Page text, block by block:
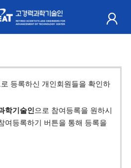
로 등록하신 개인회원들을 확인하
학기술인 으로 참여등록을 원하시
여등록하기 버튼을 통해 등록을